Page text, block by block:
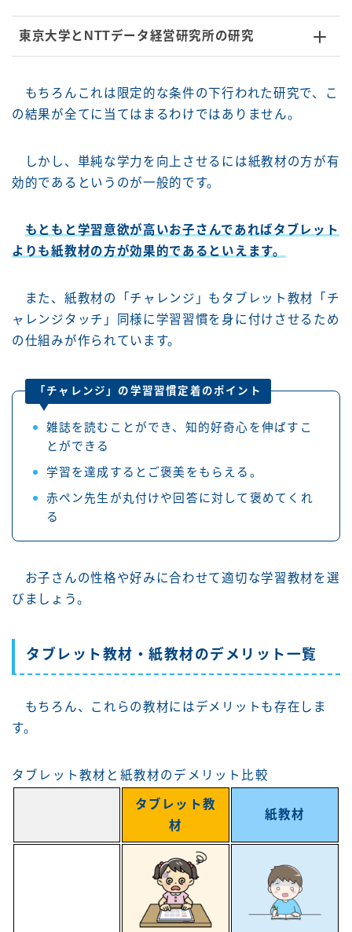
東京大学とNTTデータ経営研究所の研究
もちろんこれは限定的な条件の下行われた研究で、こ
の結果が全てに当てはまるわけではありません。
しかし、単純な学力を向上させるには紙教材の方が有
効的であるというのが一般的です。
もともと学習意欲が高いお子さんであればタブレット
よりも紙教材の方が効果的であるといえます。
また、紙教材の「チャレンジ」もタブレット教材「チ
ャレンジタッチ」同様に学習習慣を身に付けさせるため
の仕組みが作られています。
「チャレンジ」の学習習慣定着のポイント
雑誌を読むことができ、知的好奇心を伸ばすこ
とができる
学習を達成するとご褒美をもらえる。
赤ペン先生が丸付けや回答に対して褒めてくれ
る
お子さんの性格や好みに合わせて適切な学習教材を選
びましょう。
タブレット教材・紙教材のデメリット一覧
もちろん、これらの教材にはデメリットも存在しま
す。
タブレット教材と紙教材のデメリット比較
タブレット教
材
紙教材